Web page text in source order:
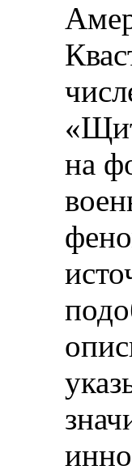
на